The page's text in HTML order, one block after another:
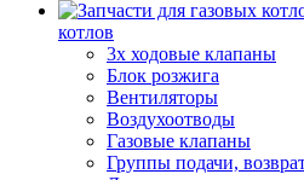
котлов
3х ходовые клапаны
Блок розжига
Вентиляторы
Воздухоотводы
Газовые клапаны
Группы подачи,